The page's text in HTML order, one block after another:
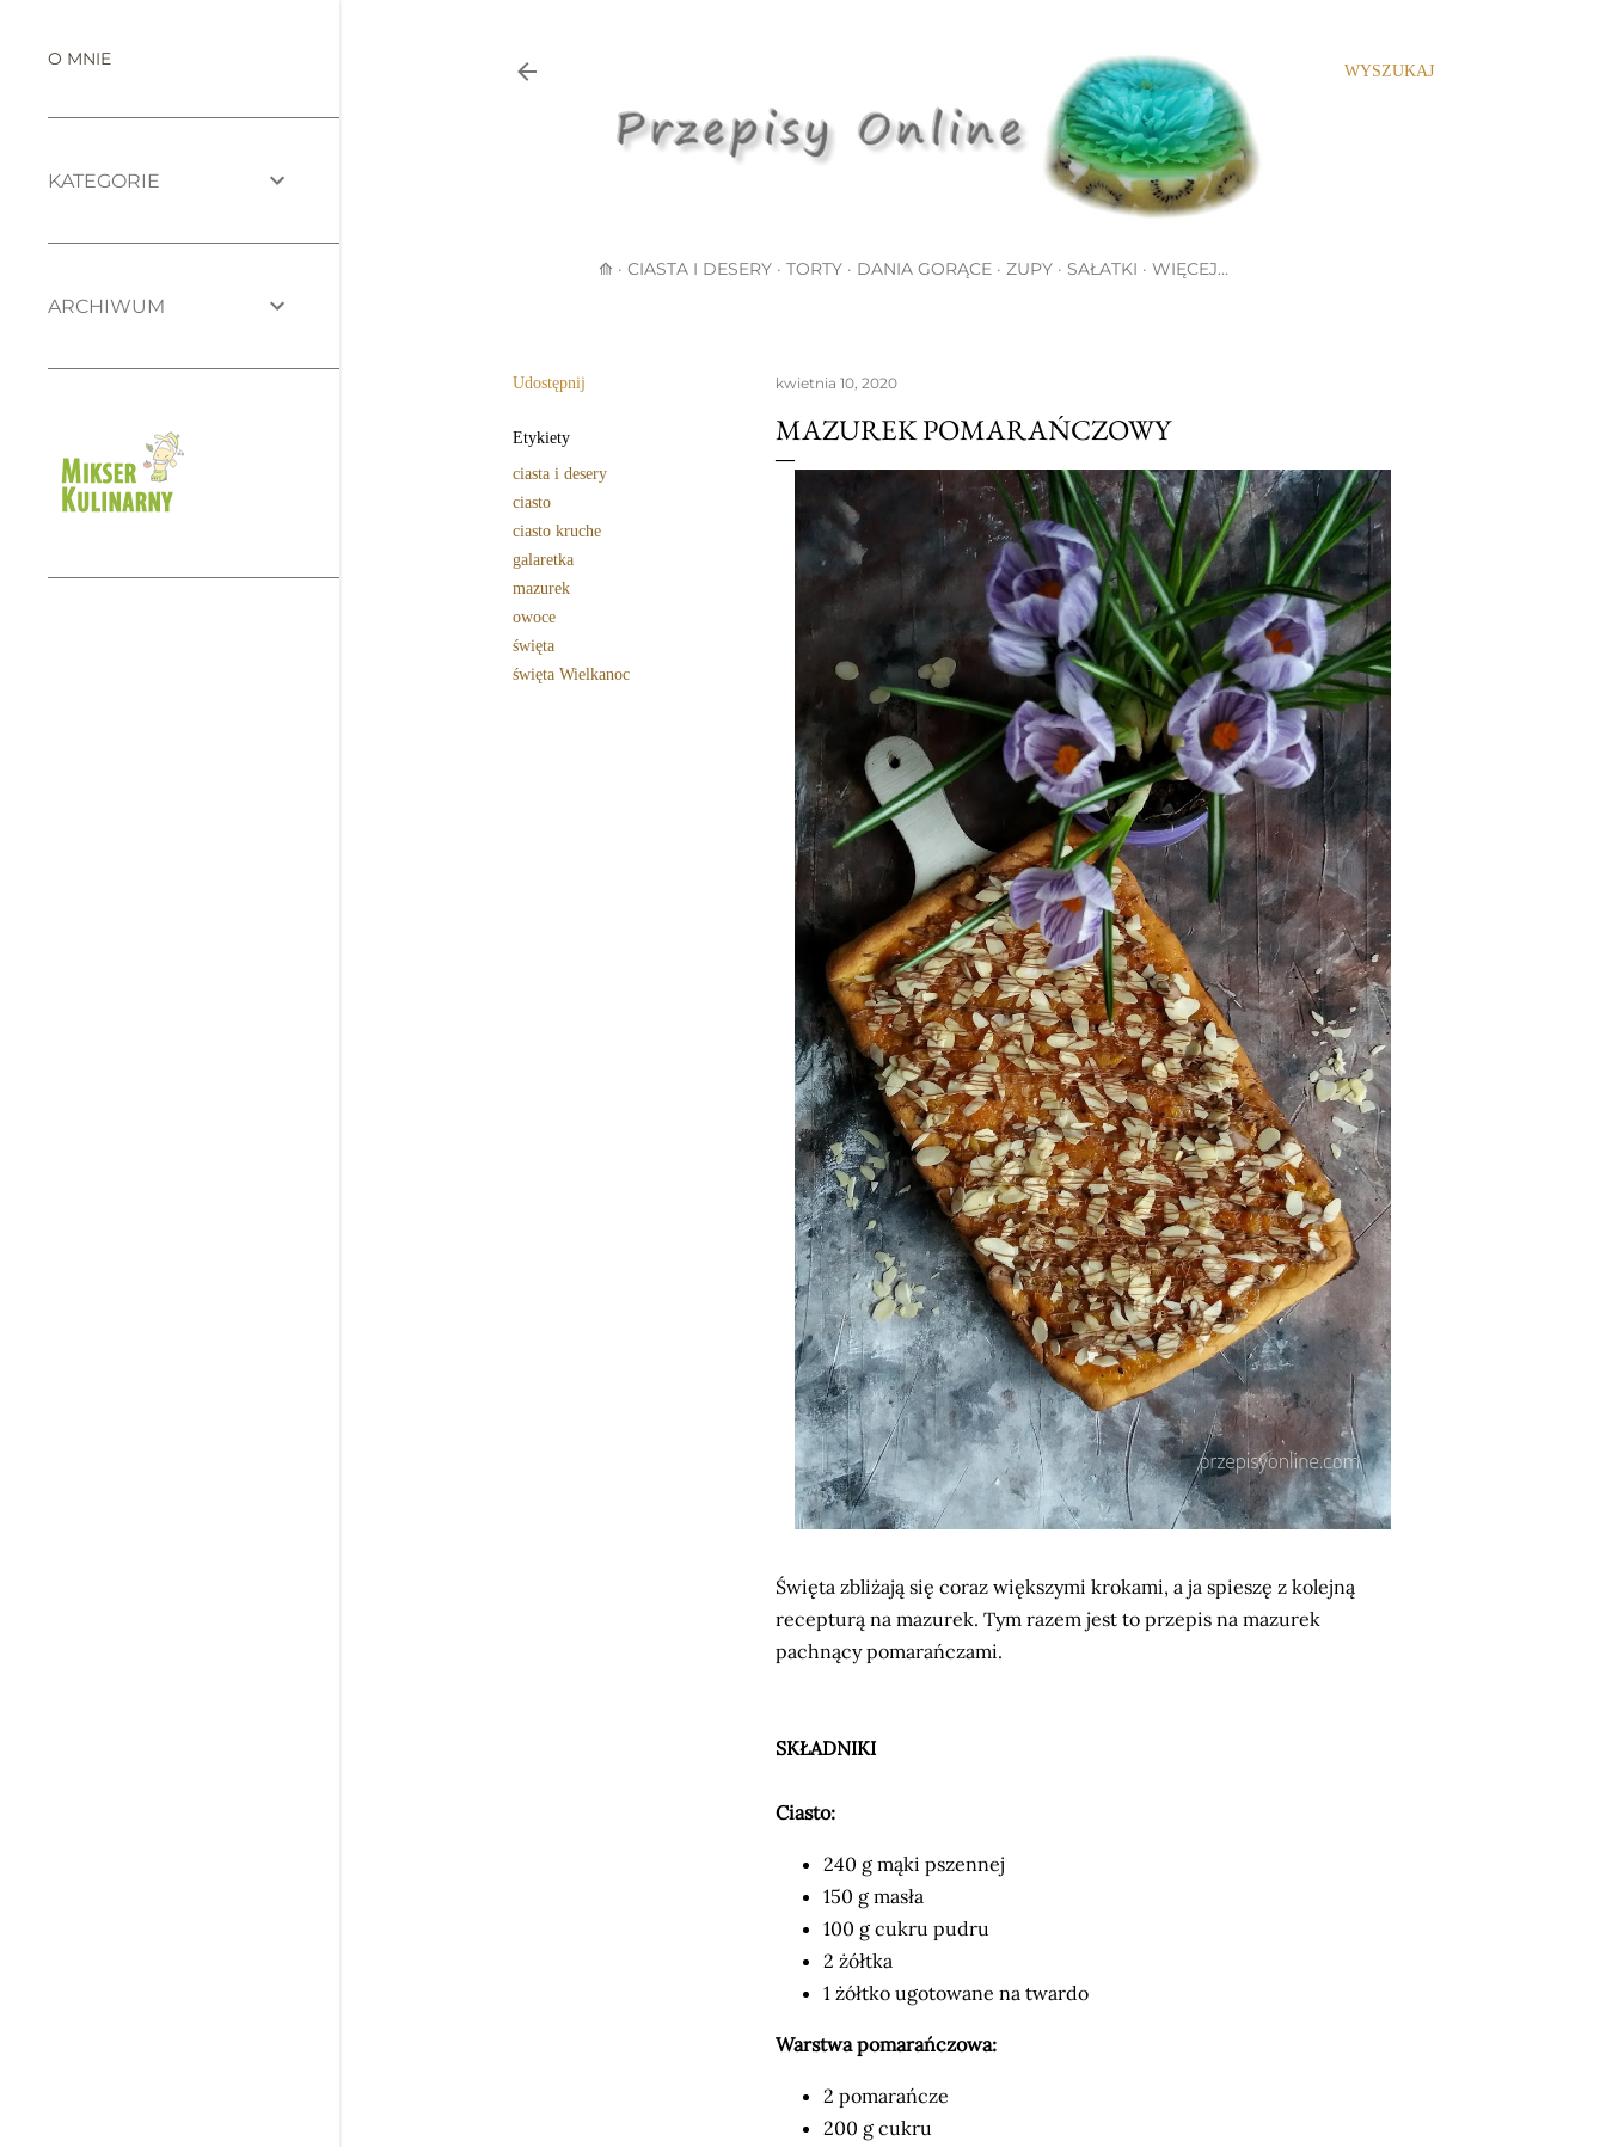
WYSZUKAJ
⟰ CIASTA I DESERY TORTY DANIA GORĄCE ZUPY SAŁATKI WIĘCEJ…
Udostępnij
Etykiety
ciasta i desery
ciasto
ciasto kruche
galaretka
mazurek
owoce
święta
święta Wielkanoc
kwietnia 10, 2020
MAZUREK POMARAŃCZOWY
Święta zbliżają się coraz większymi krokami, a ja spieszę z kolejną
recepturą na mazurek. Tym razem jest to przepis na mazurek
pachnący pomarańczami.
SKŁADNIKI
Ciasto:
240 g mąki pszennej
150 g masła
100 g cukru pudru
2 żółtka
1 żółtko ugotowane na twardo
Warstwa pomarańczowa:
2 pomarańcze
200 g cukru
O MNIE
KATEGORIE
ARCHIWUM